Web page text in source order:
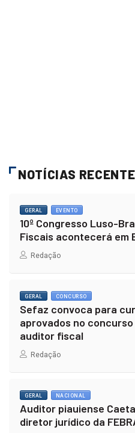
NOTÍCIAS
GERAL EVENTO
10º Congresso Luso-
Fiscais acontecerá em
Redação
GERAL CONCURSO
Sefaz convoca para
aprovados no
auditor fiscal
Redação
GERAL NACIONAL
Auditor piauiense
diretor jurídico da